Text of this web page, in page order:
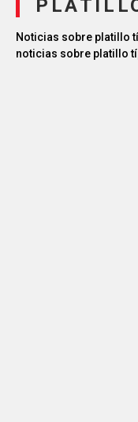
Noticias sobre platillo
noticias sobre platillo